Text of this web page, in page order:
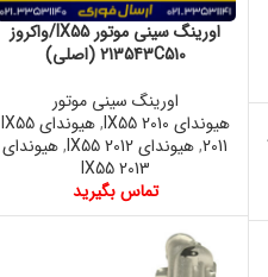
اورینگ سینی موتور IX55/واکروز
213543C510 (اصلی)
اورینگ سینی موتور
هیوندای IX55 2010
,
هیوندای IX55
2011
,هیوندای IX55 2012 ,هیوندای
IX55 2013
تماس بگیرید